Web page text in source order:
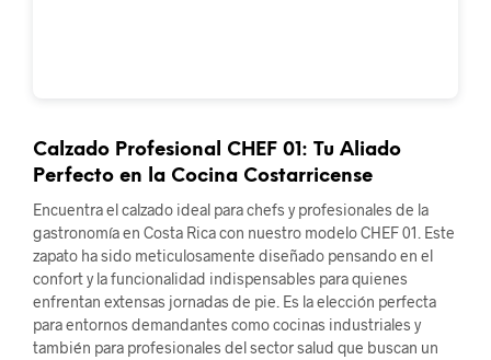
Calzado Profesional CHEF 01: Tu Aliado
Perfecto en la Cocina Costarricense
Encuentra el calzado ideal para chefs y profesionales de la
gastronomía en Costa Rica con nuestro modelo CHEF 01. Este
zapato ha sido meticulosamente diseñado pensando en el
confort y la funcionalidad indispensables para quienes
enfrentan extensas jornadas de pie. Es la elección perfecta
para entornos demandantes como cocinas industriales y
también para profesionales del sector salud que buscan un